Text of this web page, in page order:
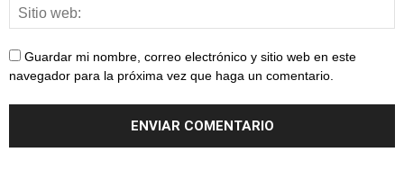
Guardar mi nombre, correo electrónico y sitio web en este
navegador para la próxima vez que haga un comentario.